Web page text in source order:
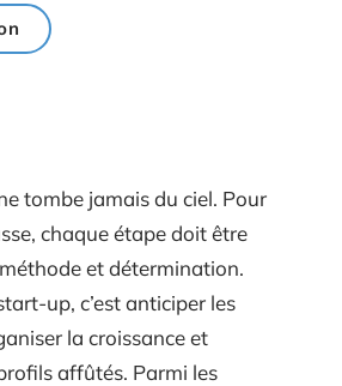
tombe jamais du ciel. Pour
chaque étape doit être
et détermination.
up, c’est anticiper les
la croissance et
affûtés. Parmi les